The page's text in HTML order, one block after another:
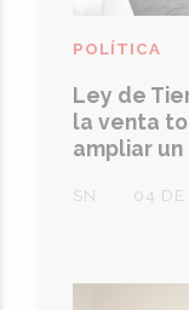
Ley de
la venta
ampliar un
SN
POLÍTICA
04 DE